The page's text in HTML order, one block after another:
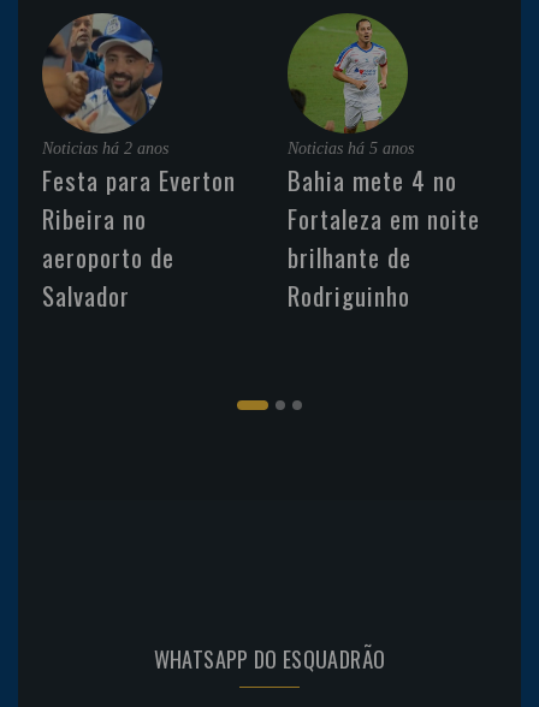
Noticias há 2 anos
Festa para Everton
Ribeira no
aeroporto de
Salvador
Noticias há 5 anos
Bahia mete 4 no
Fortaleza em noite
brilhante de
Rodriguinho
WHATSAPP DO ESQUADRÃO